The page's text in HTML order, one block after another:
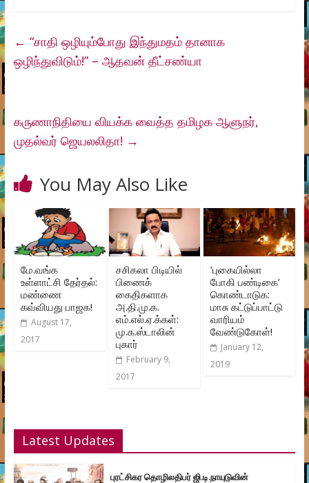
← “சாதி ஒழியும்போது இந்துமதம் தானாக
ஒழிந்துவிடும்!” – ஆதவன் தீட்சண்யா
கருணாநிதியை வியக்க வைத்த தமிழக ஆளுநர்,
முதல்வர் ஜெயலலிதா! →
You May Also Like
மே.வங்க
உள்ளாட்சி தேர்தல்:
மண்ணை
கவ்வியது பாஜக!
August 17,
2017
சசிகலா பிடியில்
பிணைக்
கைதிகளாக
அ.தி.மு.க.
எம்.எல்.ஏ.க்கள்:
மு.க.ஸ்டாலின்
புகார்
February 9,
2017
‘புகையில்லா
போகி பண்டிகை’
கொண்டாடுக:
மாசு கட்டுப்பாட்டு
வாரியம்
வேண்டுகோள்!
January 12,
2019
Latest Updates
புரட்சிகர தொழிலதிபர் ஜி.டி.நாயுடுவின்